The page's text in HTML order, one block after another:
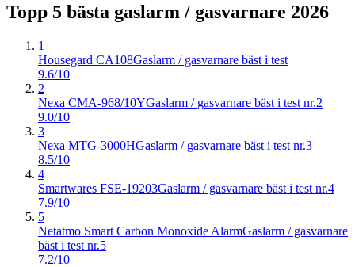
Topp 5 bästa gaslarm / gasvarnare 2026
1
Housegard CA108Gaslarm / gasvarnare bäst i test
9.6/10
2
Nexa CMA-968/10YGaslarm / gasvarnare bäst i test nr.2
9.0/10
3
Nexa MTG-3000HGaslarm / gasvarnare bäst i test nr.3
8.5/10
4
Smartwares FSE-19203Gaslarm / gasvarnare bäst i test nr.4
7.9/10
5
Netatmo Smart Carbon Monoxide AlarmGaslarm / gasvarnare
bäst i test nr.5
7.2/10